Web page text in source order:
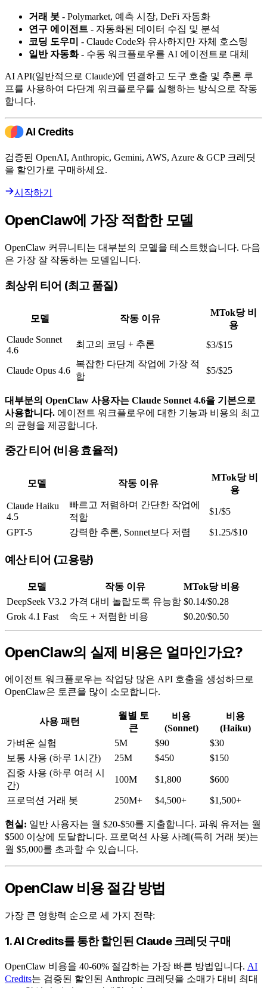
거래 봇 - Polymarket, 예측 시장, DeFi 자동화
연구 에이전트 - 자동화된 데이터 수집 및 분석
코딩 도우미 - Claude Code와 유사하지만 자체 호스팅
일반 자동화- 수동 워크플로우를 AI 에이전트로 대체
AI API(일반적으로 Claude)에 연결하고 도구 호출 및 추론 루
프를 사용하여 다단계 워크플로우를 실행하는 방식으로 작동
합니다.
검증된 OpenAI, Anthropic, Gemini, AWS, Azure & GCP 크레딧
을 할인가로 구매하세요.
시작하기
OpenClaw에 가장 적합한 모델
OpenClaw 커뮤니티는 대부분의 모델을 테스트했습니다. 다음
은 가장 잘 작동하는 모델입니다.
최상위 티어 (최고 품질)
모델 작동 이유
MTok당 비
용
Claude Sonnet
4.6
최고의 코딩 + 추론 $3/$15
Claude Opus 4.6
복잡한 다단계 작업에 가장 적
합
$5/$25
대부분의 OpenClaw 사용자는 Claude Sonnet 4.6을 기본으로
사용합니다. 에이전트 워크플로우에 대한 기능과 비용의 최고
의 균형을 제공합니다.
중간 티어 (비용 효율적)
모델 작동 이유
MTok당 비
용
Claude Haiku
4.5
빠르고 저렴하며 간단한 작업에
적합
$1/$5
GPT-5 강력한 추론, Sonnet보다 저렴 $1.25/$10
예산 티어 (고용량)
모델 작동 이유
MTok당 비용
DeepSeek V3.2 가격 대비 놀랍도록 유능함 $0.14/$0.28
Grok 4.1 Fast
속도 + 저렴한 비용 $0.20/$0.50
OpenClaw의 실제 비용은 얼마인가요?
에이전트 워크플로우는 작업당 많은 API 호출을 생성하므로
OpenClaw은 토큰을 많이 소모합니다.
사용 패턴
월별 토
큰
비용
(Sonnet)
비용
(Haiku)
가벼운 실험
5M $90
$30
보통 사용 (하루 1시간)
25M $450
$150
집중 사용 (하루 여러 시
간)
100M $1,800 $600
프로덕션 거래 봇 250M+ $4,500+ $1,500+
현실: 일반 사용자는 월 $20-$50를 지출합니다. 파워 유저는 월
$500 이상에 도달합니다. 프로덕션 사용 사례(특히 거래 봇)는
월 $5,000를 초과할 수 있습니다.
OpenClaw 비용 절감 방법
가장 큰 영향력 순으로 세 가지 전략:
1. AI Credits를 통한 할인된 Claude 크레딧 구매
OpenClaw 비용을 40-60% 절감하는 가장 빠른 방법입니다. AI
Credits는 검증된 할인된 Anthropic 크레딧을 소매가 대비 최대